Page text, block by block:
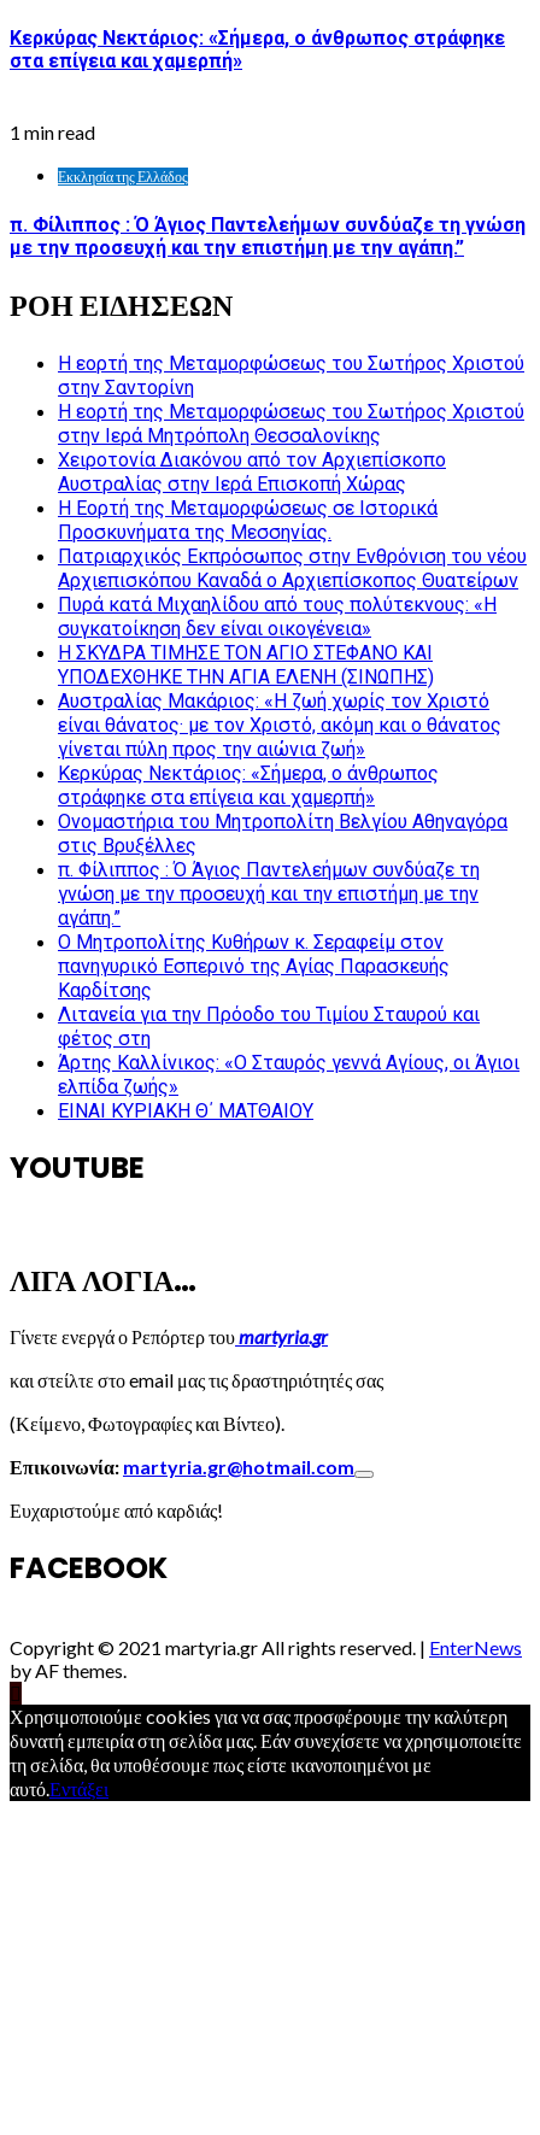
Κερκύρας Νεκτάριος: «Σήμερα, ο άνθρωπος στράφηκε
στα επίγεια και χαμερπή»
1 min read
Εκκλησία της Ελλάδος
π. Φίλιππος : Ό Άγιος Παντελεήμων συνδύαζε τη γνώση
με την προσευχή και την επιστήμη με την αγάπη.”
ΡΟΗ ΕΙΔΗΣΕΩΝ
Η εορτή της Μεταμορφώσεως του Σωτήρος Χριστού
στην Σαντορίνη
Η εορτή της Μεταμορφώσεως του Σωτήρος Χριστού
στην Ιερά Μητρόπολη Θεσσαλονίκης
Χειροτονία Διακόνου από τον Αρχιεπίσκοπο
Αυστραλίας στην Ιερά Επισκοπή Χώρας
Η Εορτή της Μεταμορφώσεως σε Ιστορικά
Προσκυνήματα της Μεσσηνίας.
Πατριαρχικός Εκπρόσωπος στην Ενθρόνιση του νέου
Αρχιεπισκόπου Καναδά ο Αρχιεπίσκοπος Θυατείρων
Πυρά κατά Μιχαηλίδου από τους πολύτεκνους: «Η
συγκατοίκηση δεν είναι οικογένεια»
Η ΣΚΥΔΡΑ ΤΙΜΗΣΕ ΤΟΝ ΑΓΙΟ ΣΤΕΦΑΝΟ ΚΑΙ
ΥΠΟΔΕΧΘΗΚΕ ΤΗΝ ΑΓΙΑ ΕΛΕΝΗ (ΣΙΝΩΠΗΣ)
Αυστραλίας Μακάριος: «Η ζωή χωρίς τον Χριστό
είναι θάνατος· με τον Χριστό, ακόμη και ο θάνατος
γίνεται πύλη προς την αιώνια ζωή»
Κερκύρας Νεκτάριος: «Σήμερα, ο άνθρωπος
στράφηκε στα επίγεια και χαμερπή»
Ονομαστήρια του Μητροπολίτη Βελγίου Αθηναγόρα
στις Βρυξέλλες
π. Φίλιππος : Ό Άγιος Παντελεήμων συνδύαζε τη
γνώση με την προσευχή και την επιστήμη με την
αγάπη.”
Ο Μητροπολίτης Κυθήρων κ. Σεραφείμ στον
πανηγυρικό Εσπερινό της Αγίας Παρασκευής
Καρδίτσης
Λιτανεία για την Πρόοδο του Τιμίου Σταυρού και
φέτος στη
Άρτης Καλλίνικος: «Ο Σταυρός γεννά Αγίους, οι Άγιοι
ελπίδα ζωής»
ΕΙΝΑΙ ΚΥΡΙΑΚΗ Θ΄ ΜΑΤΘΑΙΟΥ
YOUTUBE
ΛΙΓΑ ΛΟΓΙΑ…
Γίνετε ενεργά ο Ρεπόρτερ τουmartyria.gr
και στείλτε στο email μας τις δραστηριότητές σας
(Κείμενο, Φωτογραφίες και Βίντεο).
Επικοινωνία: martyria.gr@hotmail.com
Ευχαριστούμε από καρδιάς!
FACEBOOK
Copyright © 2021 martyria.gr All rights reserved. | EnterNews
by AF themes.
Χρησιμοποιούμε cookies για να σας προσφέρουμε την καλύτερη
δυνατή εμπειρία στη σελίδα μας. Εάν συνεχίσετε να χρησιμοποιείτε
τη σελίδα, θα υποθέσουμε πως είστε ικανοποιημένοι με
αυτό.Εντάξει